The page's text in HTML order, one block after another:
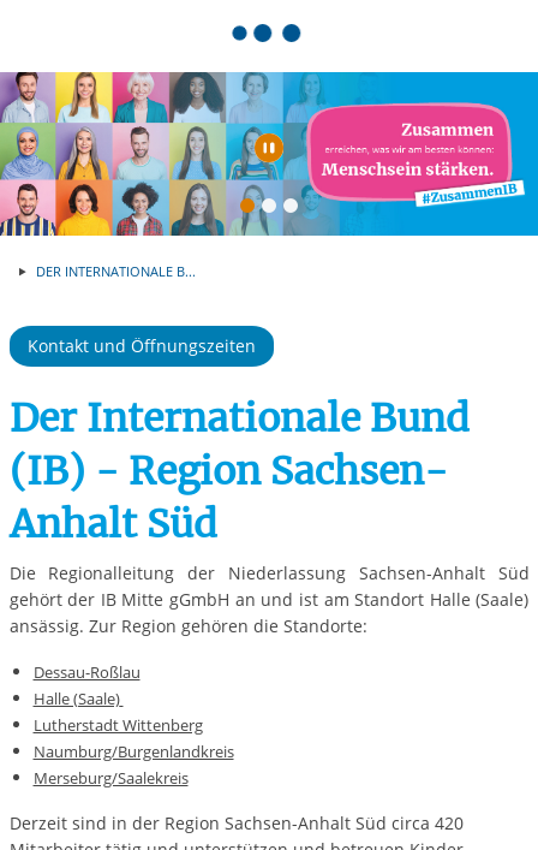
Automatische
DER INTERNATIONALE B...
Kontakt und Öffnungszeiten
Der Internationale Bund
(IB) - Region Sachsen-
Anhalt Süd
Die Regionalleitung der Niederlassung Sachsen-Anhalt Süd
gehört der IB Mitte gGmbH an und ist am Standort Halle (Saale)
ansässig. Zur Region gehören die Standorte:
Dessau-Roßlau
Halle (Saale)
Lutherstadt Wittenberg
Naumburg/Burgenlandkreis
Merseburg/Saalekreis
Derzeit sind in der Region Sachsen-Anhalt Süd circa 420